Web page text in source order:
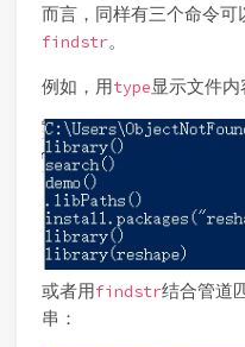
而言，同样有三个命令可
findstr。
例如，用type显示文件内
或者用findstr结合管道
串：